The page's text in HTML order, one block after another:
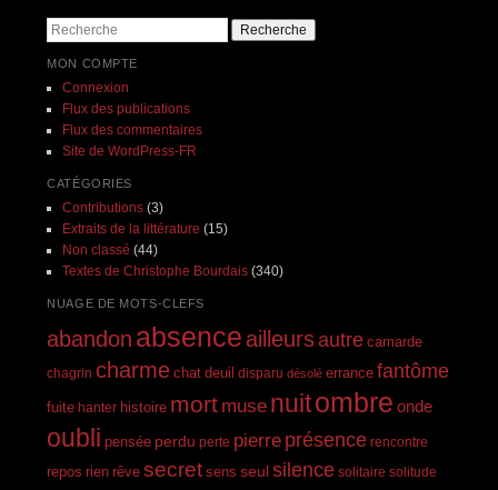
Recherche
MON COMPTE
Connexion
Flux des publications
Flux des commentaires
Site de WordPress-FR
CATÉGORIES
Contributions(3)
Extraits de la littérature (15)
Non classé (44)
Textes de Christophe Bourdais(340)
NUAGE DE MOTS-CLEFS
abandon absence ailleursautre camarde
chagrin charme chat deuil disparu désolé errance fantôme
fuite hanter histoire mort muse nuitombre onde
oubli pensée perdu perte pierre présence rencontre
repos rien rêve secret sens seul silence solitaire solitude